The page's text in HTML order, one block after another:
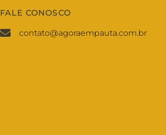
FALE CONOSCO
contato@agoraempauta.com.br